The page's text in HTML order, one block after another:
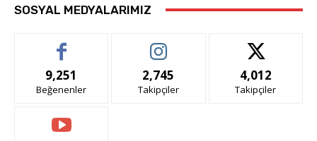
SOSYAL MEDYALARIMIZ
9,251
Beğenenler
2,745
Takipçiler
4,012
Takipçiler